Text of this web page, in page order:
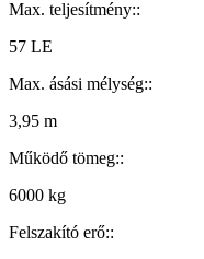
Max. teljesítmény::
57 LE
Max. ásási mélység::
3,95 m
Működő tömeg::
6000 kg
Felszakító erő::